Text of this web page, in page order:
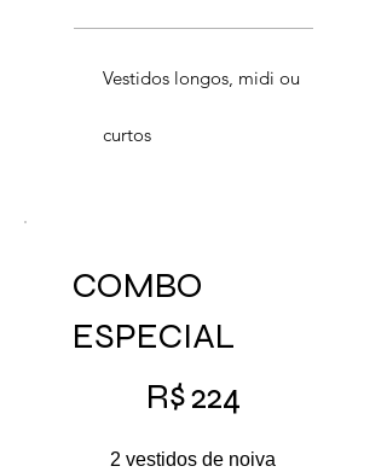
Vestidos longos, midi ou
curtos
COMBO
ESPECIAL
R$224
2 vestidos de noiva